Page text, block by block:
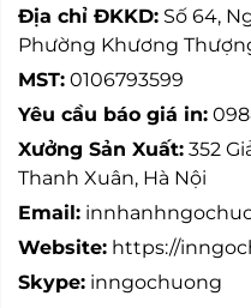
Địa chỉ ĐKKD: Số 64,
Phường Khương
MST: 0106793599
Yêu cầu báo giá in:
Xưởng Sản Xuất: 352
Thanh Xuân, Hà Nội
Email:
Website: https://
Skype: inngochuong